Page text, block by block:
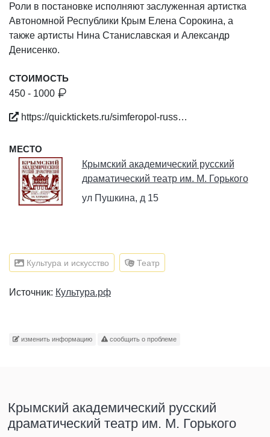
Роли в постановке исполняют заслуженная артистка
Автономной Республики Крым Елена Сорокина, а
также артисты Нина Станиславская и Александр
Денисенко.
СТОИМОСТЬ
450 - 1000
https://quicktickets.ru/simferopol-russ…
МЕСТО
Крымский академический русский
драматический театр им. М. Горького
ул Пушкина, д 15
Культура и искусство Театр
Источник: Культура.рф
изменить информацию сообщить о проблеме
Крымский академический русский
драматический театр им. М. Горького